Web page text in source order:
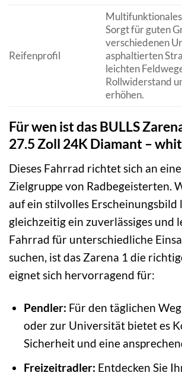
Reifenprofil
Sorgt für guten
verschiedenen
asphaltierten
leichten
Rollwiderstand
erhöhen.
Für wen ist das BULLS
27.5 Zoll 24K Diamant –
Dieses Fahrrad richtet sich an
Zielgruppe von Radbegeisterten.
auf ein stilvolles Erscheinungsbild
gleichzeitig ein zuverlässiges und
Fahrrad für unterschiedliche
suchen, ist das Zarena 1 die
eignet sich hervorragend für:
Pendler: Für den täglichen
oder zur Universität bietet es
Sicherheit und eine
Freizeitradler: Entdecken Sie